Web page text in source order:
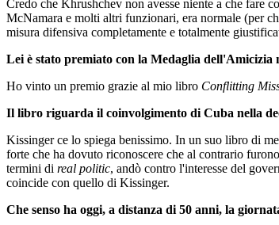
Credo che Khrushchev non avesse niente a che fare
McNamara e molti altri funzionari, era normale (per
misura difensiva completamente e totalmente
Lei è stato premiato con la Medaglia
Ho vinto un premio grazie al mio libro Conflitting
Il libro riguarda il coinvolgimento di Cuba nella
Kissinger ce lo spiega benissimo. In un suo libro di
forte che ha dovuto riconoscere che al contrario
termini di real politic, andò contro l'interesse del
coincide con quello di Kissinger.
Che senso ha oggi, a distanza di 50 anni, la